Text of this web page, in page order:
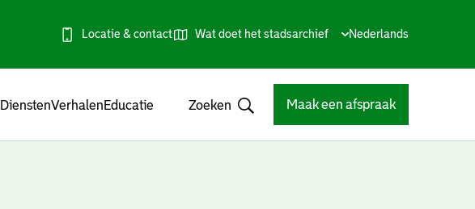
Locatie & contact Wat doet het stadsarchief
Huidige
Nederlands
DienstenVerhalenEducatie Zoeken Maak een afspraak